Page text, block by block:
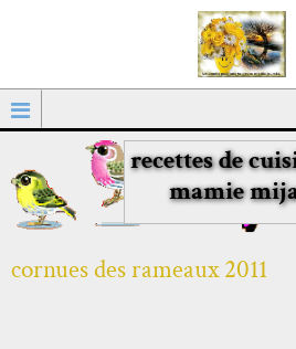
recettes de
mamie
cornues des rameaux 2011